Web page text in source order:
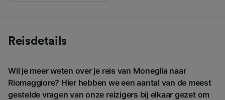
Reisdetails
Wil je meer weten over je reis van Moneglia naar
Riomaggiore? Hier hebben we een aantal van de meest
gestelde vragen van onze reizigers bij elkaar gezet om